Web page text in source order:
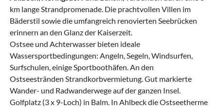
km lange Strandpromenade. Die prachtvollen Villen im
Bäderstil sowie die umfangreich renovierten Seebrücken
erinnern an den Glanz der Kaiserzeit.
Ostsee und Achterwasser bieten ideale
Wassersportbedingungen: Angeln, Segeln, Windsurfen,
Surfschulen, einige Sportboothäfen. An den
Ostseestränden Strandkorbvermietung. Gut markierte
Wander- und Radwanderwege auf der ganzen Insel.
Golfplatz (3 x 9-Loch) in Balm. In Ahlbeck die Ostseetherme